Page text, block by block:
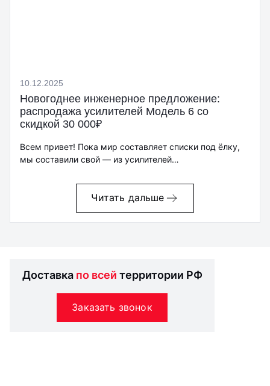
10.12.2025
Новогоднее инженерное предложение:
распродажа усилителей Модель 6 со
скидкой 30 000₽
Всем привет! Пока мир составляет списки под ёлку,
мы составили свой — из усилителей…
Читать дальше
Доставка по всей территории РФ
Заказать звонок